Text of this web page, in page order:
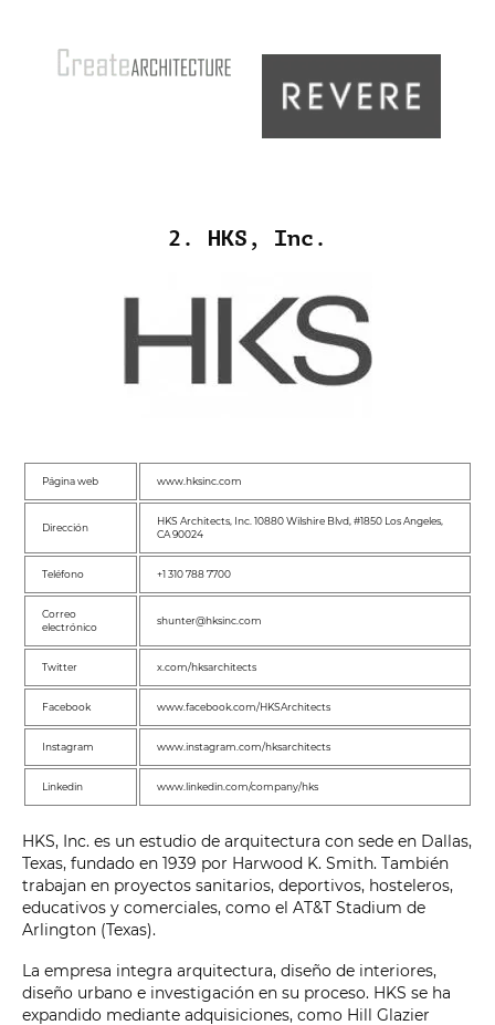
2. HKS, Inc.
Página web www.hksinc.com
Dirección
HKS Architects, Inc. 10880 Wilshire Blvd, #1850 Los Angeles,
CA 90024
Teléfono +1 310 788 7700
Correo
electrónico
shunter@hksinc.com
Twitter x.com/hksarchitects
Facebook www.facebook.com/HKSArchitects
Instagram www.instagram.com/hksarchitects
Linkedin www.linkedin.com/company/hks
HKS, Inc. es un estudio de arquitectura con sede en Dallas,
Texas, fundado en 1939 por Harwood K. Smith. También
trabajan en proyectos sanitarios, deportivos, hosteleros,
educativos y comerciales, como el AT&T Stadium de
Arlington (Texas).
La empresa integra arquitectura, diseño de interiores,
diseño urbano e investigación en su proceso. HKS se ha
expandido mediante adquisiciones, como Hill Glazier